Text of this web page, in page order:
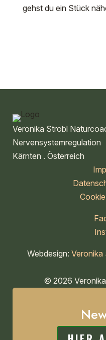
gehst du ein Stück
Veronika Strobl
Nervensystemregulation
Kärnten . Österreich
Webdesign: Veronika
© 2026